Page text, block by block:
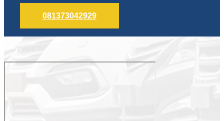
081373042929